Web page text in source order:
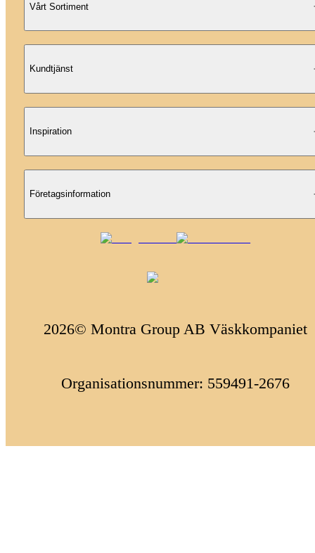
Vårt Sortiment
Kundtjänst
Inspiration
Företagsinformation
2026© Montra Group AB Väskkompaniet
Organisationsnummer: 559491-2676